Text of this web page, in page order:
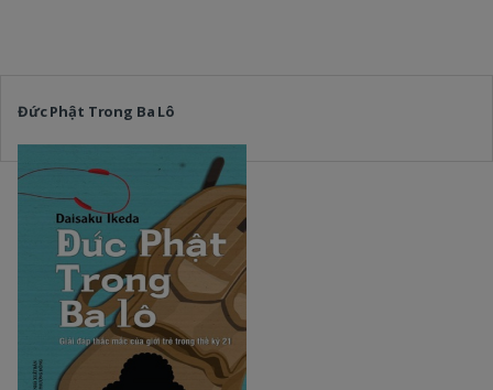
Đức Phật Trong Ba Lô